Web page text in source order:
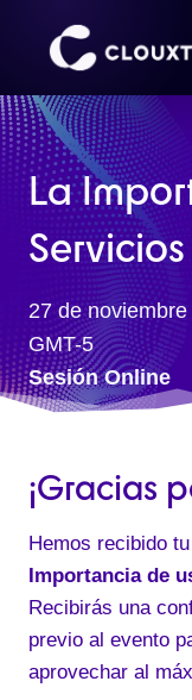
contenido
La
27 de
GMT-5
Sesión Online
¡Gracias
Hemos recibido
Importancia de
Recibirás una
previo al evento
aprovechar al